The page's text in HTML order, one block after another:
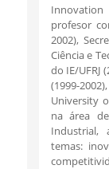
Innovation
profesor
2002),
Ciência e
do IE/UFRJ
(1999-
University
na área
Industrial,
temas: